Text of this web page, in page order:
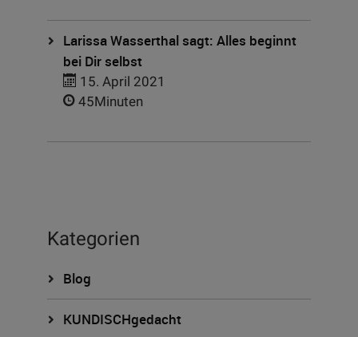
Larissa Wasserthal sagt: Alles beginnt
bei Dir selbst
15. April 2021
45Minuten
Kategorien
Blog
KUNDISCHgedacht